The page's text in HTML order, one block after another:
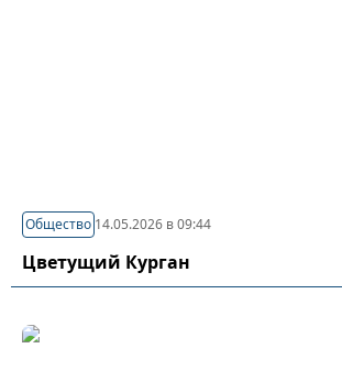
Общество 14.05.2026 в 09:44
Цветущий Курган